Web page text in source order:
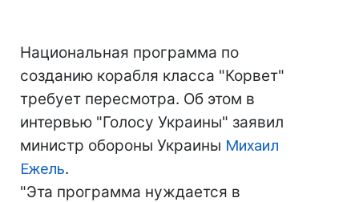
Национальная программа по
созданию корабля класса "Корвет"
требует пересмотра. Об этом в
интервью "Голосу Украины" заявил
министр обороны Украины Михаил
Ежель.
"Эта программа нуждается в